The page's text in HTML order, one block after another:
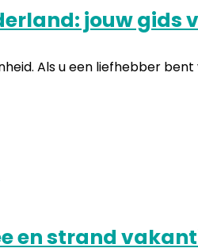
jouw gids
Als u een liefhebber bent
en strand